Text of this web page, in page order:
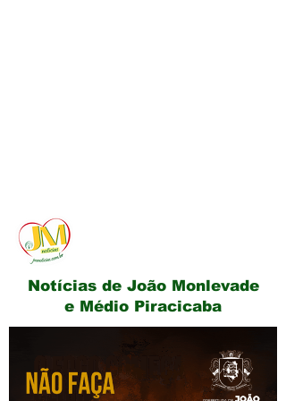
Notícias de João Monlevade
e Médio Piracicaba